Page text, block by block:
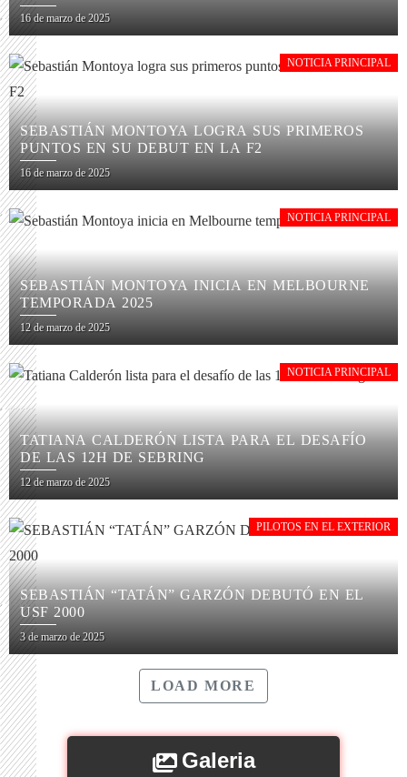
16 de marzo de 2025
NOTICIA PRINCIPAL
SEBASTIÁN MONTOYA LOGRA SUS PRIMEROS
PUNTOS EN SU DEBUT EN LA F2
16 de marzo de 2025
NOTICIA PRINCIPAL
SEBASTIÁN MONTOYA INICIA EN MELBOURNE
TEMPORADA 2025
12 de marzo de 2025
NOTICIA PRINCIPAL
TATIANA CALDERÓN LISTA PARA EL DESAFÍO
DE LAS 12H DE SEBRING
12 de marzo de 2025
PILOTOS EN EL EXTERIOR
SEBASTIÁN “TATÁN” GARZÓN DEBUTÓ EN EL
USF 2000
3 de marzo de 2025
LOAD MORE
Galeria